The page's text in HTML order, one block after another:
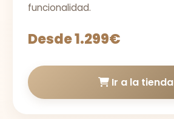
funcionalidad.
Desde 1.299€
Ir a la tienda